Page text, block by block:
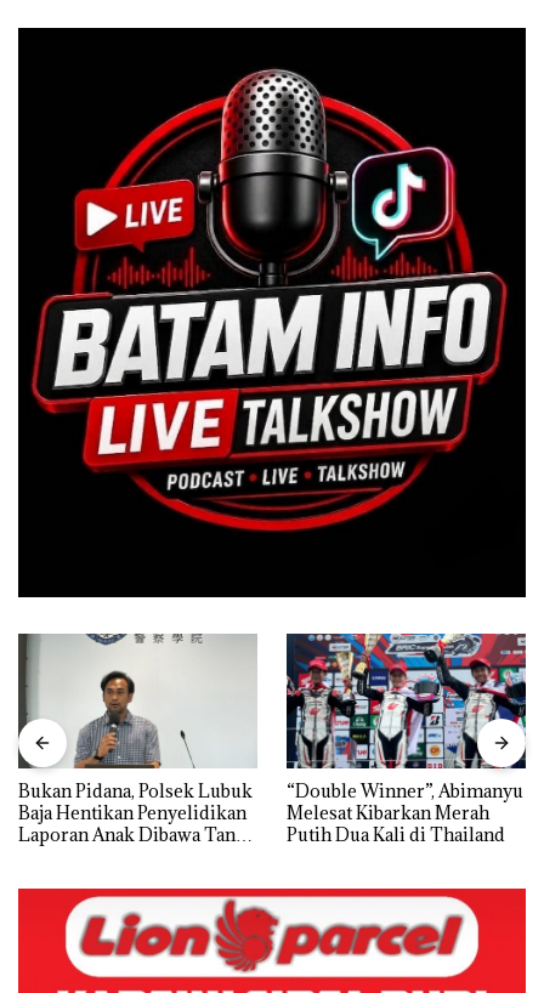
Bukan Pidana, Polsek Lubuk
Baja Hentikan Penyelidikan
Laporan Anak Dibawa Tanpa
“Double Winner”, Abimanyu
Melesat Kibarkan Merah
Putih Dua Kali di Thailand